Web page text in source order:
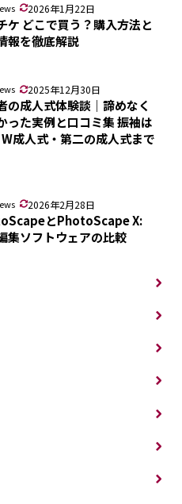
2026年1月22日
ケ どこで買う？購入方法と
報を徹底解説
2025年12月30日
の成人式体験談｜諦めなく
った実例と口コミ集 振袖は
成人式・第二の成人式まで
2026年2月28日
とPhotoScape X:
集ソフトウェアの比較